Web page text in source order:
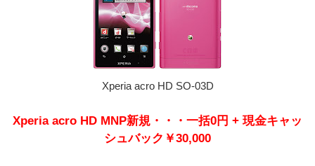
Xperia acro HD SO-03D
Xperia acro HD MNP新規・・・一括0円 + 現金キャッ
シュバック￥30,000